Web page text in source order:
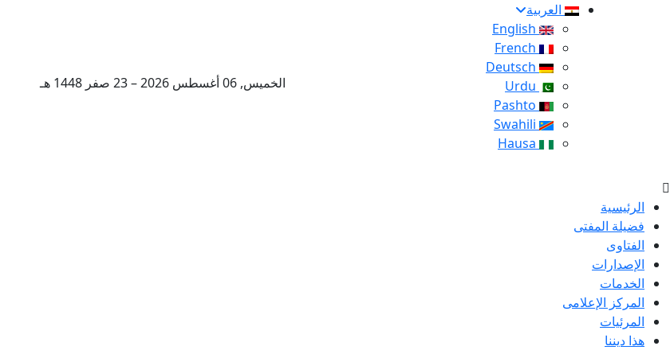
العربية
الخميس, 06 أغسطس 2026 – 23 صفر 1448 هـ
الرئيسية
فضيلة المفتى
الفتاوى
الإصدارات
الخدمات
المركز الإعلامى
المرئيات
هذا ديننا